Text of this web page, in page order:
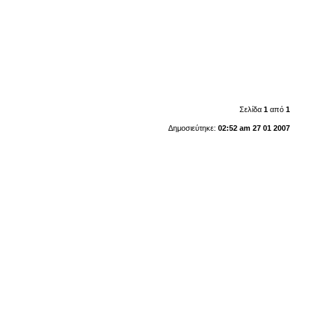
Σελίδα 1από 1
Δημοσιεύτηκε: 02:52 am 27 01 2007